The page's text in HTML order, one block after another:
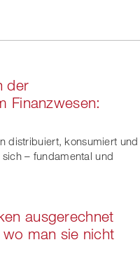
der
Finanzwesen:
distribuiert, konsumiert und
– fundamental und
ausgerechnet
man sie nicht